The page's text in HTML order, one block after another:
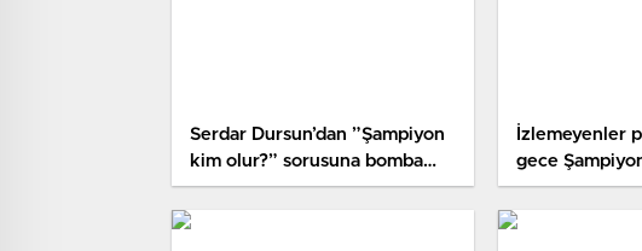
Serdar Dursun’dan ”Şampiyon
kim olur?” sorusuna bomba
yanıt
İzlemeyenler
gece
neler oldu